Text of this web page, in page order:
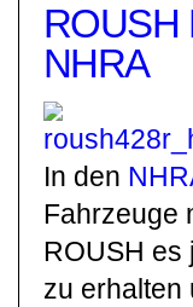
ROUSH
NHRA
In den
Fahrzeuge
ROUSH es
zu erhalten